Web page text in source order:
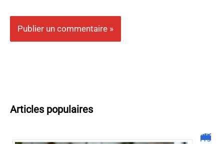
Articles populaires
Malgrim com : tout ce que vous devez savoir sur la plateforme !